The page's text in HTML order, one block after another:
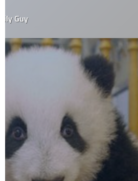
Un autista dibuja un mapa de
sobrevolarla